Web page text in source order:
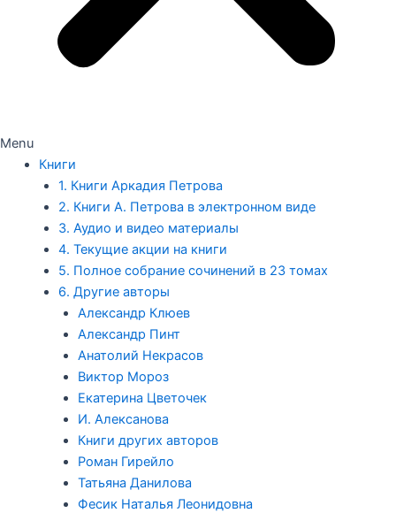
Menu
Книги
1. Книги Аркадия Петрова
2. Книги А. Петрова в электронном виде
3. Аудио и видео материалы
4. Текущие акции на книги
5. Полное собрание сочинений в 23 томах
6. Другие авторы
Александр Клюев
Александр Пинт
Анатолий Некрасов
Виктор Мороз
Екатерина Цветочек
И. Алексанова
Книги других авторов
Роман Гирейло
Татьяна Данилова
Фесик Наталья Леонидовна